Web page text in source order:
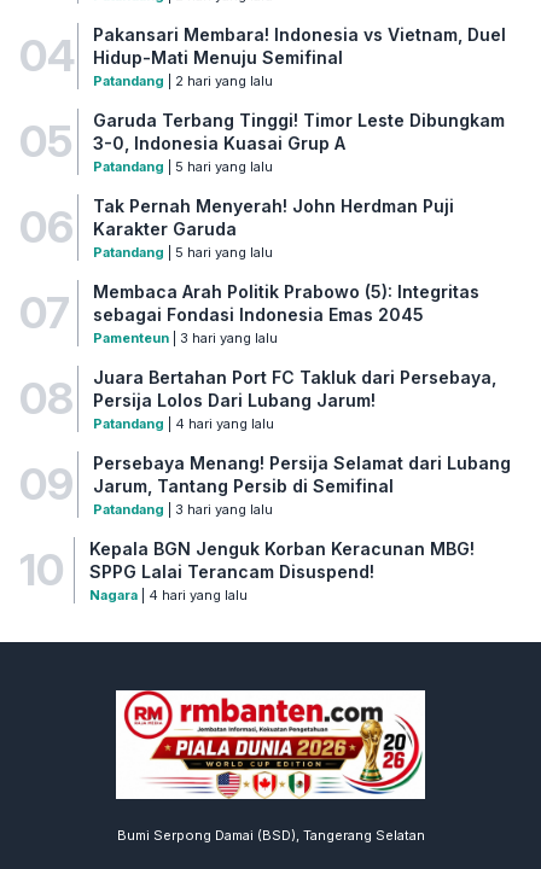
04
Pakansari Membara! Indonesia vs Vietnam, Duel
Hidup-Mati Menuju Semifinal
Patandang | 2 hari yang lalu
05
Garuda Terbang Tinggi! Timor Leste Dibungkam
3-0, Indonesia Kuasai Grup A
Patandang | 5 hari yang lalu
06
Tak Pernah Menyerah! John Herdman Puji
Karakter Garuda
Patandang | 5 hari yang lalu
07
Membaca Arah Politik Prabowo (5): Integritas
sebagai Fondasi Indonesia Emas 2045
Pamenteun| 3 hari yang lalu
08
Juara Bertahan Port FC Takluk dari Persebaya,
Persija Lolos Dari Lubang Jarum!
Patandang | 4 hari yang lalu
09
Persebaya Menang! Persija Selamat dari Lubang
Jarum, Tantang Persib di Semifinal
Patandang | 3 hari yang lalu
10
Kepala BGN Jenguk Korban Keracunan MBG!
SPPG Lalai Terancam Disuspend!
Nagara| 4 hari yang lalu
Bumi Serpong Damai (BSD), Tangerang Selatan